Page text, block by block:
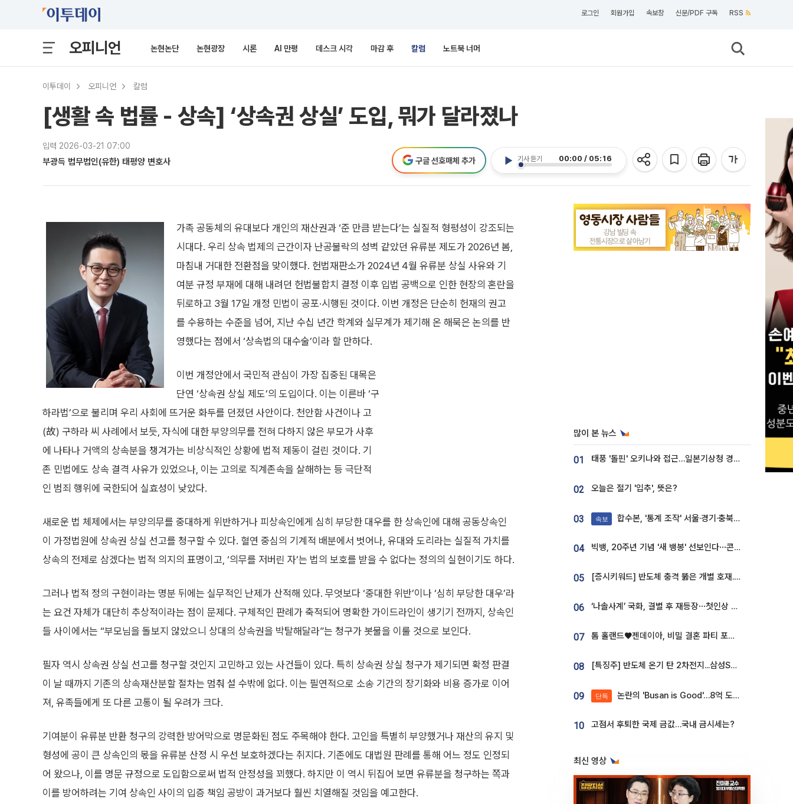
로그인 회원가입 속보창 신문/PDF 구독 RSS
오피니언 논현논단 논현광장 시론 AI 만평 데스크 시각 마감 후 칼럼 노트북 너머
이투데이 오피니언 칼럼
[생활 속 법률 - 상속] ‘상속권 상실’ 도입, 뭐가 달라졌나
입력 2026-03-21 07:00
부광득 법무법인(유한) 태평양 변호사 기사 듣기 00:00 / 05:16
구글 선호매체 추가
가족 공동체의 유대보다 개인의 재산권과 ‘준 만큼 받는다’는 실질적 형평성이 강조되는
시대다. 우리 상속 법제의 근간이자 난공불락의 성벽 같았던 유류분 제도가 2026년 봄,
마침내 거대한 전환점을 맞이했다. 헌법재판소가 2024년 4월 유류분 상실 사유와 기
여분 규정 부재에 대해 내려던 헌법불합치 결정 이후 입법 공백으로 인한 현장의 혼란을
뒤로하고 3월 17일 개정 민법이 공포·시행된 것이다. 이번 개정은 단순히 헌재의 권고
를 수용하는 수준을 넘어, 지난 수십 년간 학계와 실무계가 제기해 온 해묵은 논의를 반
영했다는 점에서 ‘상속법의 대수술’이라 할 만하다.
이번 개정안에서 국민적 관심이 가장 집중된 대목은
단연 ‘상속권 상실 제도’의 도입이다. 이는 이른바 ‘구
하라법’으로 불리며 우리 사회에 뜨거운 화두를 던졌던 사안이다. 천안함 사건이나 고
(故) 구하라 씨 사례에서 보듯, 자식에 대한 부양의무를 전혀 다하지 않은 부모가 사후
에 나타나 거액의 상속분을 챙겨가는 비상식적인 상황에 법적 제동이 걸린 것이다. 기
존 민법에도 상속 결격 사유가 있었으나, 이는 고의로 직계존속을 살해하는 등 극단적
인 범죄 행위에 국한되어 실효성이 낮았다.
새로운 법 체제에서는 부양의무를 중대하게 위반하거나 피상속인에게 심히 부당한 대우를 한 상속인에 대해 공동상속인
이 가정법원에 상속권 상실 선고를 청구할 수 있다. 혈연 중심의 기계적 배분에서 벗어나, 유대와 도리라는 실질적 가치를
상속의 전제로 삼겠다는 법적 의지의 표명이고, ‘의무를 저버린 자’는 법의 보호를 받을 수 없다는 정의의 실현이기도 하다.
그러나 법적 정의 구현이라는 명분 뒤에는 실무적인 난제가 산적해 있다. 무엇보다 ‘중대한 위반’이나 ‘심히 부당한 대우’라
는 요건 자체가 대단히 추상적이라는 점이 문제다. 구체적인 판례가 축적되어 명확한 가이드라인이 생기기 전까지, 상속인
들 사이에서는 “부모님을 돌보지 않았으니 상대의 상속권을 박탈해달라”는 청구가 봇물을 이룰 것으로 보인다.
필자 역시 상속권 상실 선고를 청구할 것인지 고민하고 있는 사건들이 있다. 특히 상속권 상실 청구가 제기되면 확정 판결
이 날 때까지 기존의 상속재산분할 절차는 멈춰 설 수밖에 없다. 이는 필연적으로 소송 기간의 장기화와 비용 증가로 이어
져, 유족들에게 또 다른 고통이 될 우려가 크다.
기여분이 유류분 반환 청구의 강력한 방어막으로 명문화된 점도 주목해야 한다. 고인을 특별히 부양했거나 재산의 유지 및
형성에 공이 큰 상속인의 몫을 유류분 산정 시 우선 보호하겠다는 취지다. 기존에도 대법원 판례를 통해 어느 정도 인정되
어 왔으나, 이를 명문 규정으로 도입함으로써 법적 안정성을 꾀했다. 하지만 이 역시 뒤집어 보면 유류분을 청구하는 쪽과
이를 방어하려는 기여 상속인 사이의 입증 책임 공방이 과거보다 훨씬 치열해질 것임을 예고한다.
많이 본 뉴스
01 태풍 '돌핀' 오키나와 접근…일본기상청 경로 업데이트
02 오늘은 절기 '입추', 뜻은?
03 속보 합수본, '통계 조작' 서울·경기·충북 선관위 등 추가 압수수색
04 빅뱅, 20주년 기념 '새 뱅봉' 선보인다⋯콘서트 앞두고 팝업 개최
05 [증시키워드] 반도체 충격 뚫은 개별 호재...포스코퓨처엠·에코프로·한화솔루션 '눈길'
06 ‘나솔사계’ 국화, 결별 후 재등장⋯첫인상 투표 휩쓸고 ‘인기녀’ 등극
07 톰 홀랜드♥젠데이아, 비밀 결혼 파티 포착⋯호텔 대관비만 9억
08 [특징주] 반도체 온기 탄 2차전지...삼성SDI, 장 초반 7% 넘게 껑충
09 단독 논란의 'Busan is Good'…8억 도시브랜드, 용산 대통령실 CI 업체가 수행
10 고점서 후퇴한 국제 금값…국내 금시세는?
최신 영상